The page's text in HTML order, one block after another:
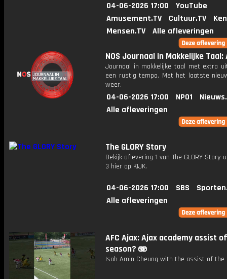
04-06-2026 17:00
YouTube
Amusement.TV
Cultuur.TV
Mensen.TV
Alle afleveringen
NOS Journaal in Makkelijke Taal:
Journaal in makkelijke taal met extra
een rustig tempo. Met het laatste
weer.
04-06-2026 17:00 NPO1
Alle afleveringen
The GLORY Story
Bekijk aflevering 1 van The GLORY Story
3 hier op KIJK.
04-06-2026 17:00 SBS
Alle afleveringen
AFC Ajax: Ajax academy assist
season? 🫨
Isah Amin Cheung with the assist of the